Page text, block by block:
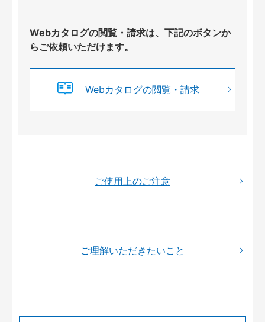
Webカタログの閲覧・請求は、下記のボタンか
らご依頼いただけます。
Webカタログの閲覧・請求
ご使用上のご注意
ご理解いただきたいこと